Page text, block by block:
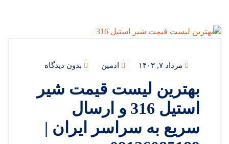
مرداد ۷, ۱۴۰۳ ادمین بدون دیدگاه
بهترین لیست قیمت شیر
استیل 316 و ارسال
سریع به سراسر ایران |